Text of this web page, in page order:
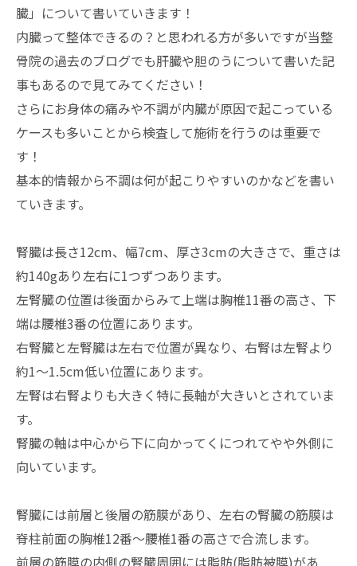
臓」について書いていきます！
内臓って整体できるの？と思われる方が多いですが当整
骨院の過去のブログでも肝臓や胆のうについて書いた記
事もあるので見てみてください！
さらにお身体の痛みや不調が内臓が原因で起こっている
ケースも多いことから検査して施術を行うのは重要で
す！
基本的情報から不調は何が起こりやすいのかなどを書い
ていきます。
腎臓は長さ12cm、幅7cm、厚さ3cmの大きさで、重さは
約140gあり左右に1つずつあります。
左腎臓の位置は後面からみて上端は胸椎11番の高さ、下
端は腰椎3番の位置にあります。
右腎臓と左腎臓は左右で位置が異なり、右腎は左腎より
約1～1.5cm低い位置にあります。
左腎は右腎よりも大きく特に長軸が大きいとされていま
す。
腎臓の軸は中心から下に向かってくにつれてやや外側に
向いています。
腎臓には前層と後層の筋膜があり、左右の腎臓の筋膜は
脊柱前面の胸椎12番～腰椎1番の高さで合流します。
前層の筋膜の内側の腎臓周囲には脂肪(脂肪被膜)があ